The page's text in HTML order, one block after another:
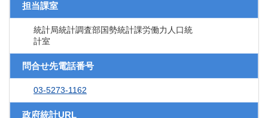
担当課室
統計局統計調査部国勢統計課労働力人口統
計室
問合せ先電話番号
03-5273-1162
政府統計URL